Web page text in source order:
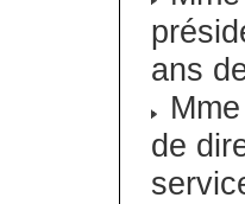
ans
de